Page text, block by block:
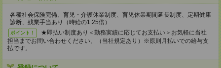
各種社会保険完備、育児・介護休業制度、育児休業期間延長制度、定期健康
診断、残業手当あり（時給の1.25倍）
ポイント！
★即払い制度あり＜勤務実績に応じてお支払い＞お気軽に当社
担当までお問い合わせください。（当社規定あり）※原則月払いでの給与支
払です。